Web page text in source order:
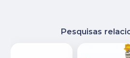
Pesquisas